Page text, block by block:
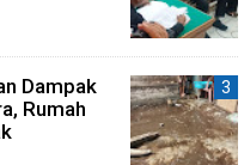
Dampak
Rumah